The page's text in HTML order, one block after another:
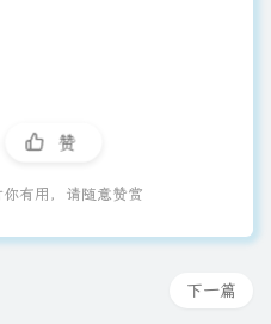
赞
有用，请随意赞赏
下一篇